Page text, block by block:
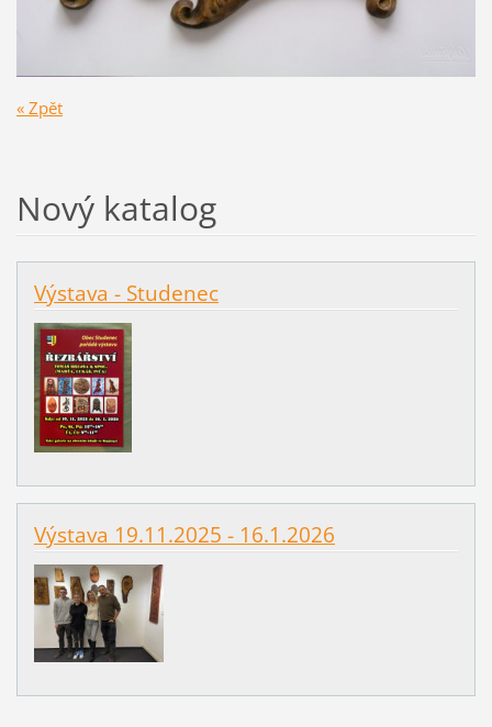
« Zpět
Nový katalog
Výstava - Studenec
Výstava 19.11.2025 - 16.1.2026